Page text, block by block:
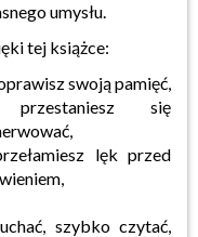
umysłu.
tej książce:
swoją pamięć,
się
lęk przed
szybko czytać,